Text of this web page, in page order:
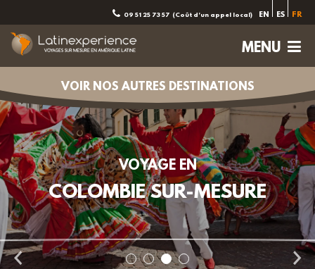
09 51 25 73 57 (Coût d'un appel local) EN ES FR
MENU
VOIR NOS AUTRES DESTINATIONS
République
VOYAGE EN
COLOMBIE SUR-MESURE